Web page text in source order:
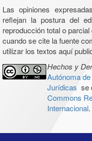
Las opiniones
reflejan la postura del
reproducción total o
cuando se cite la fuente
utilizar los textos aquí
Hechos y
Autónoma
Jurídicas se
Commons
Internacional.